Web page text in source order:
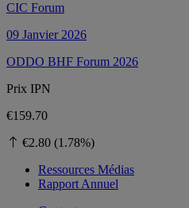
CIC Forum
09 Janvier 2026
ODDO BHF Forum 2026
Prix ​​IPN
€159.70
€2.80 (1.78%)
Ressources Médias
Rapport Annuel